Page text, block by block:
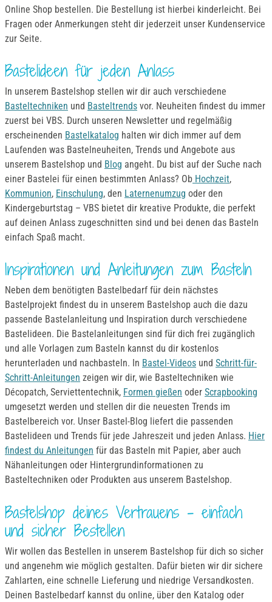
Online Shop bestellen. Die Bestellung ist hierbei kinderleicht. Bei
Fragen oder Anmerkungen steht dir jederzeit unser Kundenservice
zur Seite.
Bastelideen für jeden Anlass
In unserem Bastelshop stellen wir dir auch verschiedene
Basteltechniken und Basteltrends vor. Neuheiten findest du immer
zuerst bei VBS. Durch unseren Newsletter und regelmäßig
erscheinenden Bastelkatalog halten wir dich immer auf dem
Laufenden was Bastelneuheiten, Trends und Angebote aus
unserem Bastelshop und Blog angeht. Du bist auf der Suche nach
einer Bastelei für einen bestimmten Anlass? Ob Hochzeit,
Kommunion, Einschulung, den Laternenumzug oder den
Kindergeburtstag – VBS bietet dir kreative Produkte, die perfekt
auf deinen Anlass zugeschnitten sind und bei denen das Basteln
einfach Spaß macht.
Inspirationen und Anleitungen zum Basteln
Neben dem benötigten Bastelbedarf für dein nächstes
Bastelprojekt findest du in unserem Bastelshop auch die dazu
passende Bastelanleitung und Inspiration durch verschiedene
Bastelideen. Die Bastelanleitungen sind für dich frei zugänglich
und alle Vorlagen zum Basteln kannst du dir kostenlos
herunterladen und nachbasteln. In Bastel-Videos und Schritt-für-
Schritt-Anleitungen zeigen wir dir, wie Basteltechniken wie
Décopatch, Serviettentechnik, Formen gießen oder Scrapbooking
umgesetzt werden und stellen dir die neuesten Trends im
Bastelbereich vor. Unser Bastel-Blog liefert die passenden
Bastelideen und Trends für jede Jahreszeit und jeden Anlass. Hier
findest du Anleitungen für das Basteln mit Papier, aber auch
Nähanleitungen oder Hintergrundinformationen zu
Basteltechniken oder Produkten aus unserem Bastelshop.
Bastelshop deines Vertrauens – einfach
und sicher Bestellen
Wir wollen das Bestellen in unserem Bastelshop für dich so sicher
und angenehm wie möglich gestalten. Dafür bieten wir dir sichere
Zahlarten, eine schnelle Lieferung und niedrige Versandkosten.
Deinen Bastelbedarf kannst du online, über den Katalog oder